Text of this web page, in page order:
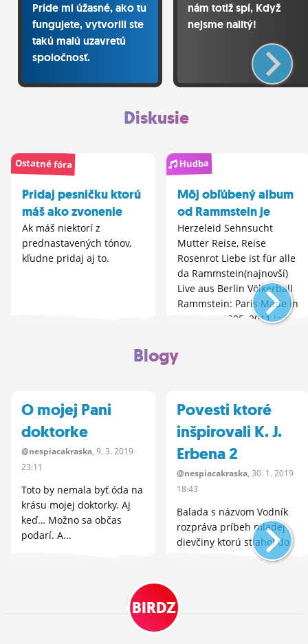
Príde mi úžasné, ako tu
fungujete, vytvorili ste
takú malú uzavretú
spoločnosť.
nám totiž spí, Když
nejsme nalitý!
Diskusie
Ostatné fóra
Pridaj pesničku ktorú
máš ako zvonenie
Ak máš niektorí z
prednastavených tónov,
kľudne pridaj aj to.
Hudba
Môj obľúbený album
od Rammstein je
Herzeleid Sehnsucht
Mutter Reise, Reise
Rosenrot Liebe ist für alle
da Rammstein(najnovší)
Live aus Berlin Völkerball
Rammstein: Paris Made in
Germany 1995–2011 iné
Blogy
O mojej Pani
doktorke
@nespiacakraska, 9. 3. 2019
23:11
Toto by nemala byť óda na
krásu mojej doktorky. Aj
keď… Možno sa občas
podarí. A...
Povesti ktoré
inšpirovali K. J.
Erbena 2
@nespiacakraska, 30. 1. 2019
18:43
Balada s názvom Vodník
rozpráva príbeh mladej
dievčiny ktorú stiahol do
vody zlý Vodník, zobral si
BIRDZ